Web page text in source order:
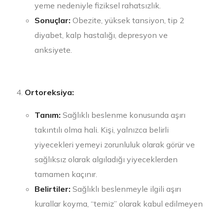
yeme nedeniyle fiziksel rahatsızlık.
Sonuçlar: Obezite, yüksek tansiyon, tip 2
diyabet, kalp hastalığı, depresyon ve
anksiyete.
Ortoreksiya:
Tanım: Sağlıklı beslenme konusunda aşırı
takıntılı olma hali. Kişi, yalnızca belirli
yiyecekleri yemeyi zorunluluk olarak görür ve
sağlıksız olarak algıladığı yiyeceklerden
tamamen kaçınır.
Belirtiler: Sağlıklı beslenmeyle ilgili aşırı
kurallar koyma, “temiz” olarak kabul edilmeyen